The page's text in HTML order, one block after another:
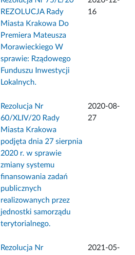
REZOLUCJA Rady
Miasta Krakowa Do
Premiera Mateusza
Morawieckiego W
sprawie: Rządowego
Funduszu Inwestycji
Lokalnych.
16
Rezolucja Nr
60/XLIV/20 Rady
Miasta Krakowa
podjęta dnia 27 sierpnia
2020 r. w sprawie
zmiany systemu
finansowania zadań
publicznych
realizowanych przez
jednostki samorządu
terytorialnego.
2020-08-
27
Rezolucja Nr
2021-05-